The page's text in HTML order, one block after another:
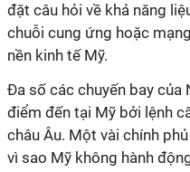
đặt câu hỏi về khả năng
chuỗi cung ứng hoặc
nền kinh tế Mỹ.
Đa số các chuyến bay của
điểm đến tại Mỹ bởi lệnh
châu Âu. Một vài chính
vì sao Mỹ không hành